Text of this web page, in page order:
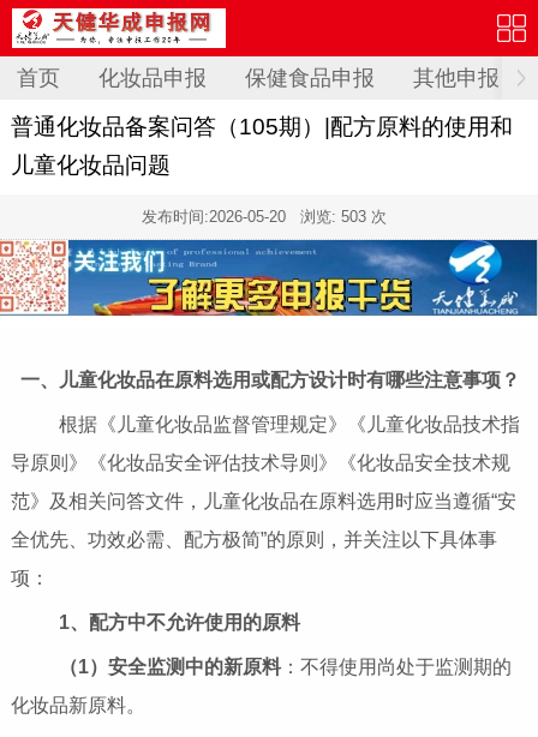
首页 化妆品申报 保健食品申报 其他申报
普通化妆品备案问答（105期）|配方原料的使用和
儿童化妆品问题
发布时间:2026-05-20 浏览: 503 次
一、儿童化妆品在原料选用或配方设计时有哪些注意事项？
根据《儿童化妆品监督管理规定》《儿童化妆品技术指
导原则》《化妆品安全评估技术导则》《化妆品安全技术规
范》及相关问答文件，儿童化妆品在原料选用时应当遵循“安
全优先、功效必需、配方极简”的原则，并关注以下具体事
项：
1、配方中不允许使用的原料
（1）安全监测中的新原料：不得使用尚处于监测期的
化妆品新原料。